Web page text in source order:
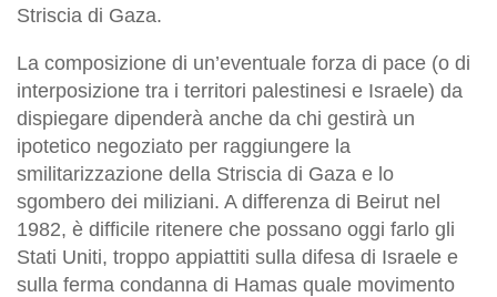
Striscia di Gaza.
La composizione di un’eventuale forza di pace (o di
interposizione tra i territori palestinesi e Israele) da
dispiegare dipenderà anche da chi gestirà un
ipotetico negoziato per raggiungere la
smilitarizzazione della Striscia di Gaza e lo
sgombero dei miliziani. A differenza di Beirut nel
1982, è difficile ritenere che possano oggi farlo gli
Stati Uniti, troppo appiattiti sulla difesa di Israele e
sulla ferma condanna di Hamas quale movimento